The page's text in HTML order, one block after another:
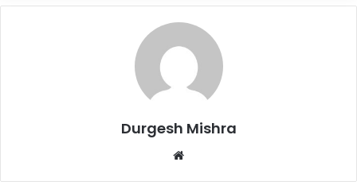
Durgesh Mishra
Website